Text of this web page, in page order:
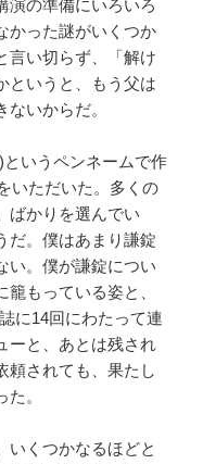
演の準備にいろいろ
かった謎がいくつか
言い切らず、「解け
というと、もう父は
いからだ。
いうペンネームで作
いただいた。多くの
ばかりを選んでい
だ。僕はあまり謙錠
い。僕が謙錠につい
もっている姿と、
に14回にわたって連
ーと、あとは残され
頼されても、果たし
。
いくつかなるほどと